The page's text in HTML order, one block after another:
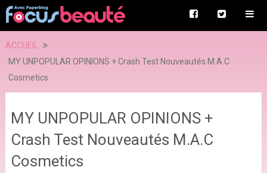
ACCUEIL
MY UNPOPULAR OPINIONS + Crash Test Nouveautés M.A.C
Cosmetics
MY UNPOPULAR OPINIONS +
Crash Test Nouveautés M.A.C
Cosmetics